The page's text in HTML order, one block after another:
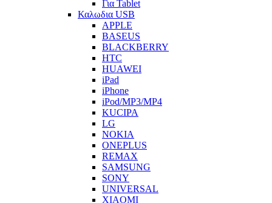
Για Tablet
Καλωδια USB
APPLE
BASEUS
BLACKBERRY
HTC
HUAWEI
iPad
iPhone
iPod/MP3/MP4
KUCIPA
LG
NOKIA
ONEPLUS
REMAX
SAMSUNG
SONY
UNIVERSAL
XIAOMI